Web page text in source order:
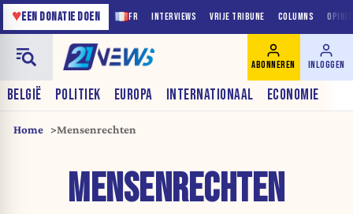
FR INTERVIEWS VRIJE TRIBUNE COLUMNS
♥EEN DONATIE DOEN
BELGIË POLITIEK EUROPA INTERNATIONAAL ECONOMIE
ABONNEREN INLOGGEN
Home Mensenrechten
MENSENRECHTEN